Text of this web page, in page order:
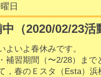
日
（2020/02/23活
よいよ春休みです。
補習期間（〜2/28）まで
，春のＥスタ（Esta）